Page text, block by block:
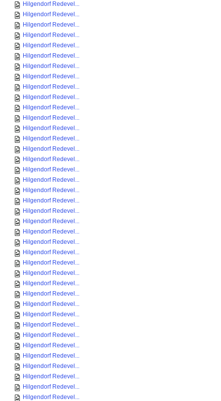
Hilgendorf Redevel...
Hilgendorf Redevel...
Hilgendorf Redevel...
Hilgendorf Redevel...
Hilgendorf Redevel...
Hilgendorf Redevel...
Hilgendorf Redevel...
Hilgendorf Redevel...
Hilgendorf Redevel...
Hilgendorf Redevel...
Hilgendorf Redevel...
Hilgendorf Redevel...
Hilgendorf Redevel...
Hilgendorf Redevel...
Hilgendorf Redevel...
Hilgendorf Redevel...
Hilgendorf Redevel...
Hilgendorf Redevel...
Hilgendorf Redevel...
Hilgendorf Redevel...
Hilgendorf Redevel...
Hilgendorf Redevel...
Hilgendorf Redevel...
Hilgendorf Redevel...
Hilgendorf Redevel...
Hilgendorf Redevel...
Hilgendorf Redevel...
Hilgendorf Redevel...
Hilgendorf Redevel...
Hilgendorf Redevel...
Hilgendorf Redevel...
Hilgendorf Redevel...
Hilgendorf Redevel...
Hilgendorf Redevel...
Hilgendorf Redevel...
Hilgendorf Redevel...
Hilgendorf Redevel...
Hilgendorf Redevel...
Hilgendorf Redevel...